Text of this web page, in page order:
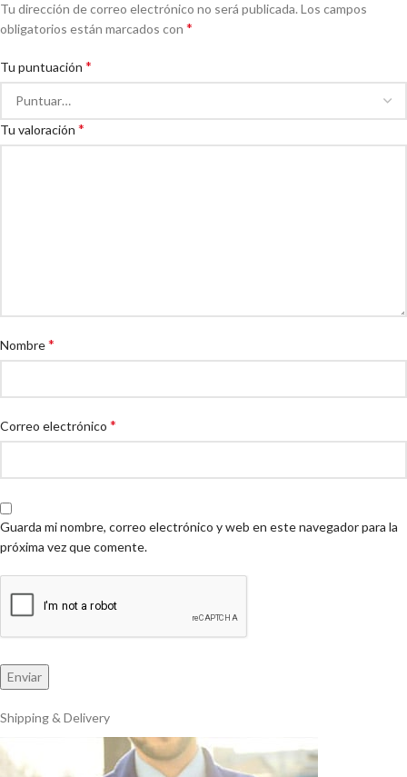
Tu dirección de correo electrónico no será publicada.Los campos
obligatorios están marcados con *
Tu puntuación *
Tu valoración *
Nombre*
Correo electrónico *
Guarda mi nombre, correo electrónico y web en este navegador para la
próxima vez que comente.
Shipping & Delivery